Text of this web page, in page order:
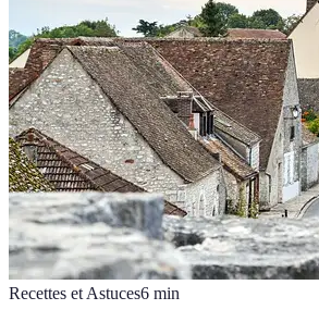
Recettes et Astuces6 min